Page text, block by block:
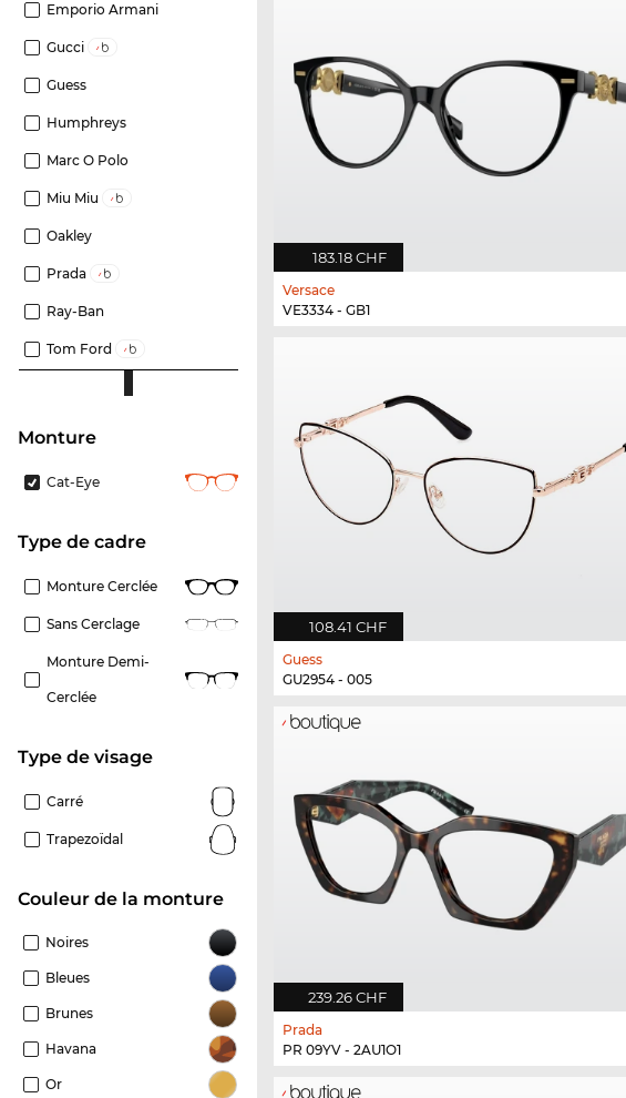
Emporio Armani
Gucci
Guess
Humphreys
Marc O Polo
Miu Miu
Oakley
Prada
Ray-Ban
Tom Ford
Monture
Cat-Eye
Type de cadre
Monture Cerclée
Sans Cerclage
Monture Demi-
Cerclée
Type de visage
Carré
Trapezoïdal
Couleur de la monture
Noires
Bleues
Brunes
Havana
Or
183.18 CHF
Versace
VE3334 - GB1
108.41 CHF
Guess
GU2954 - 005
239.26 CHF
Prada
PR 09YV - 2AU1O1